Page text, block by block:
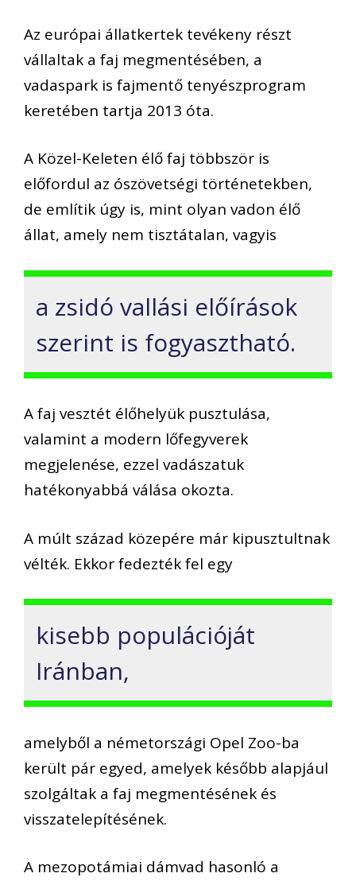
Az európai állatkertek tevékeny részt
vállaltak a faj megmentésében, a
vadaspark is fajmentő tenyészprogram
keretében tartja 2013 óta.
A Közel-Keleten élő faj többször is
előfordul az ószövetségi történetekben,
de említik úgy is, mint olyan vadon élő
állat, amely nem tisztátalan, vagyis
a zsidó vallási előírások
szerint is fogyasztható.
A faj vesztét élőhelyük pusztulása,
valamint a modern lőfegyverek
megjelenése, ezzel vadászatuk
hatékonyabbá válása okozta.
A múlt század közepére már kipusztultnak
vélték. Ekkor fedezték fel egy
kisebb populációját
Iránban,
amelyből a németországi Opel Zoo-ba
került pár egyed, amelyek később alapjául
szolgáltak a faj megmentésének és
visszatelepítésének.
A mezopotámiai dámvad hasonló a